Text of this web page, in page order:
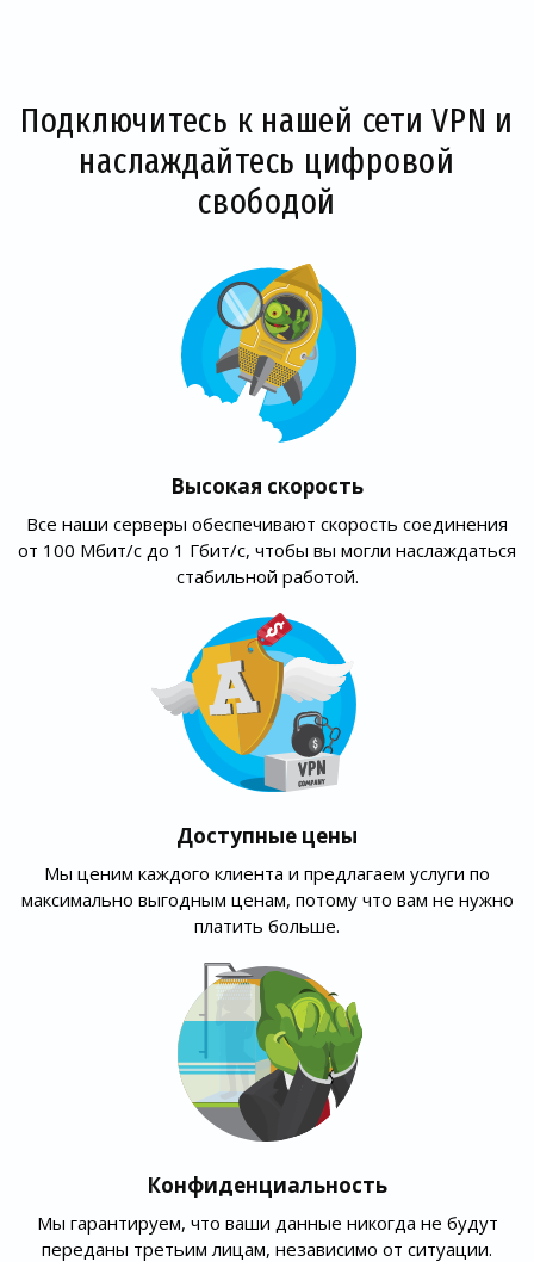
Подключитесь к нашей сети VPN и
наслаждайтесь цифровой
свободой
Высокая скорость
Все наши серверы обеспечивают скорость соединения
от 100 Мбит/с до 1 Гбит/с, чтобы вы могли наслаждаться
стабильной работой.
Доступные цены
Мы ценим каждого клиента и предлагаем услуги по
максимально выгодным ценам, потому что вам не нужно
платить больше.
Конфиденциальность
Мы гарантируем, что ваши данные никогда не будут
переданы третьим лицам, независимо от ситуации.